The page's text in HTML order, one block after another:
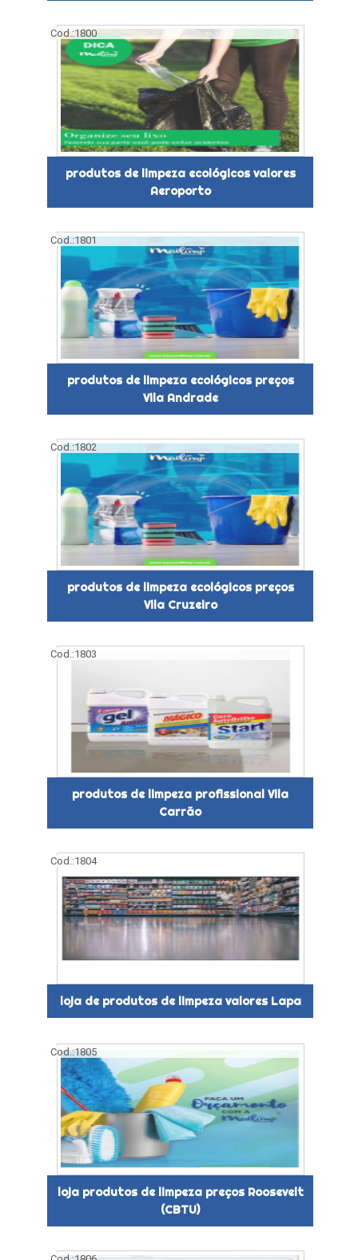
Cod.:1800
produtos de limpeza ecológicos valores
Aeroporto
Cod.:1801
produtos de limpeza ecológicos preços
Vila Andrade
Cod.:1802
produtos de limpeza ecológicos preços
Vila Cruzeiro
Cod.:1803
produtos de limpeza profissional Vila
Carrão
Cod.:1804
loja de produtos de limpeza valores Lapa
Cod.:1805
loja produtos de limpeza preços Roosevelt
(CBTU)